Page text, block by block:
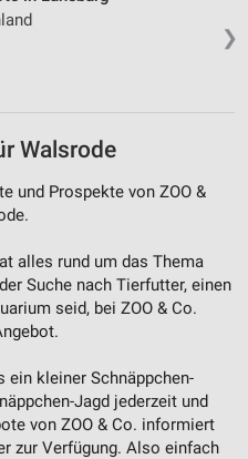
❯
Walsrode
und Prospekte von ZOO &
alles rund um das Thema
Suche nach Tierfutter, einen
seid, bei ZOO & Co.
ein kleiner Schnäppchen-
Jagd jederzeit und
von ZOO & Co. informiert
zur Verfügung. Also einfach
Statistiken oder
der Angebote
Auswahl von